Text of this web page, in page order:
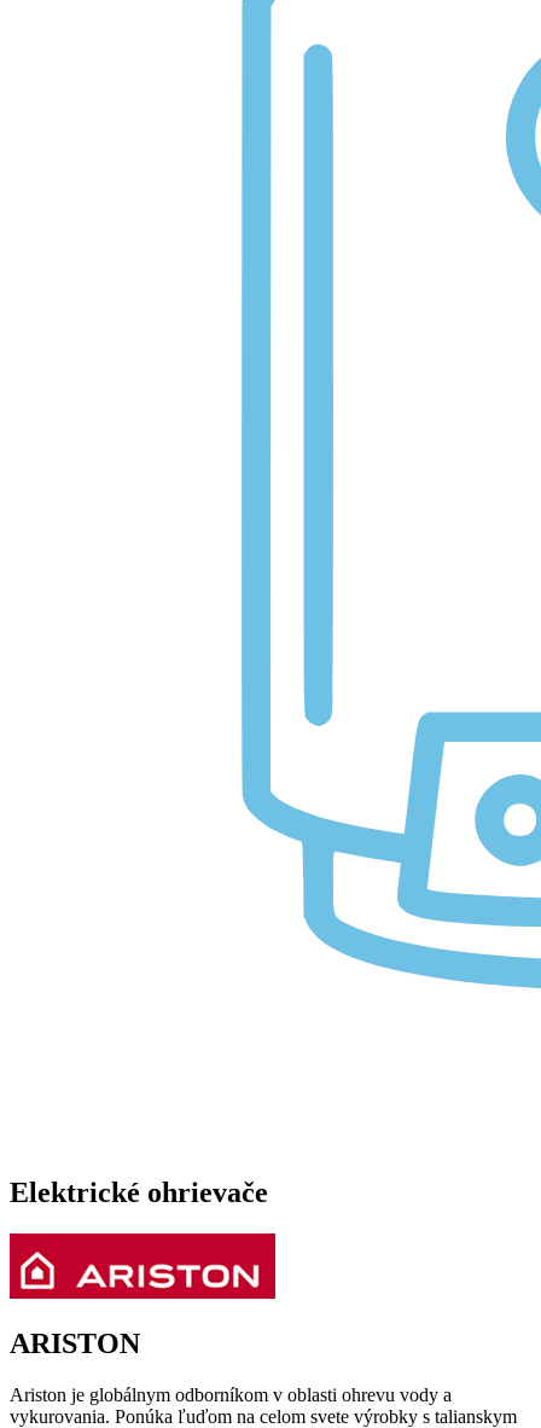
Elektrické ohrievače
ARISTON
Ariston je globálnym odborníkom v oblasti ohrevu vody a
vykurovania. Ponúka ľuďom na celom svete výrobky s talianskym